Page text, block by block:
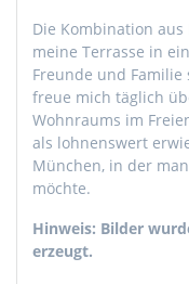
Die Kombination
meine Terrasse in
Freunde und
freue mich täglich
Wohnraums im
als lohnenswert
München, in der
möchte.
Hinweis: Bilder
erzeugt.